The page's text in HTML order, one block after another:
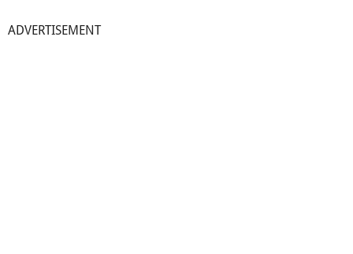
ADVERTISEMENT